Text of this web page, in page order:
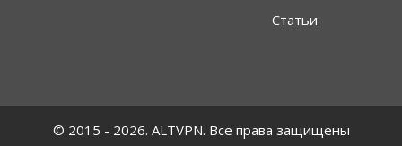
Статьи
© 2015 - 2026. ALTVPN. Все права защищены